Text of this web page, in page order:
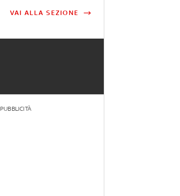
VAI ALLA SEZIONE
PUBBLICITÀ